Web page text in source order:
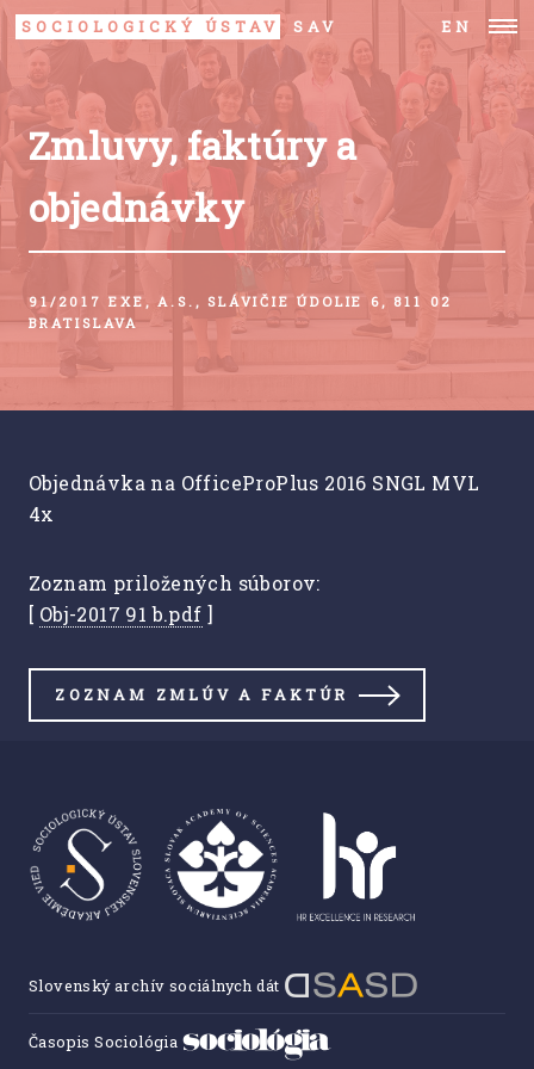
SOCIOLOGICKÝ ÚSTAV SAV EN
Zmluvy, faktúry a
objednávky
91/2017 EXE, A.S., SLÁVIČIE ÚDOLIE 6, 811 02
BRATISLAVA
Objednávka na OfficeProPlus 2016 SNGL MVL
4x
Zoznam priložených súborov:
[ Obj-2017 91 b.pdf ]
ZOZNAM ZMLÚV A FAKTÚR
Slovenský archív sociálnych dát
Časopis Sociológia